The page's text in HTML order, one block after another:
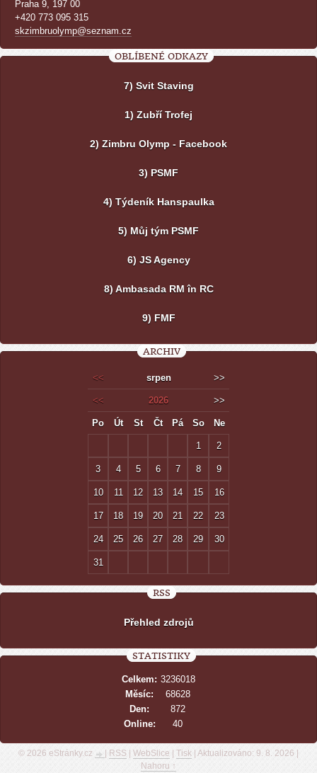
Praha 9, 197 00
+420 773 095 315
skzimbruolymp@seznam.cz
OBLÍBENÉ ODKAZY
7) Svit Staving
1) Zubří Trofej
2) Zimbru Olymp - Facebook
3) PSMF
4) Týdeník Hanspaulka
5) Můj tým PSMF
6) JS Agency
8) Ambasada RM în RC
9) FMF
ARCHIV
<< srpen >>
<< 2026 >>
Po Út St Čt Pá So Ne
1 2
3 4 5 6 7 8 9
10 11 12 13 14 15 16
17 18 19 20 21 22 23
24 25 26 27 28 29 30
31
RSS
Přehled zdrojů
STATISTIKY
Online: 40
Celkem: 3236018
Měsíc:
68628
Den:
872
© 2026 eStránky.cz RSS WebSlice Tisk Aktualizováno: 9. 8. 2026
Nahoru ↑